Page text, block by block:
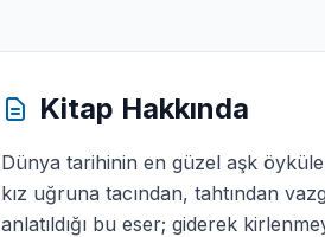
Kitap Hakkında
Dünya tarihinin en güzel aşk
kız uğruna tacından, tahtından
anlatıldığı bu eser; giderek